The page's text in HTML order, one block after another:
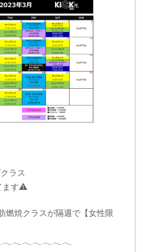
ラス
ます⚠️
燃焼クラスが隔週で【女性限